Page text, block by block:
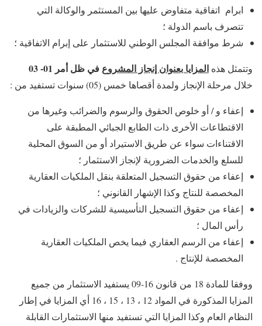
ابرام اتفاقية متفاوض عليها بين المستثمر والوكالة التي
تتصرف باسم الدولة ؛
شرط موافقة المجلس الوطني للاستثمار على إبرام الاتفاقية ؛
وتتمثل هذه المزايا بعنوان إنجاز المشروع في ظل أمر 01- 03
خلال مرحلة الإنجاز ولمدة أقصاها خمس (05) سنوات تستفيد من :
إعفاء و / أو خلوص الحقوق والرسوم والضرائب وغيرها من
الاقتطاعات الأخرى ذات الطابع الجبائي المطبقة على
الاقتناءات سواء عن طريق الاستيراد أو من السوق المحلية
للسلع والخدمات الضرورية لإنجاز الاستثمار ؛
إعفاء من حقوق التسجيل المتعلقة بنقل الملكيات العقارية
المخصصة للنتاج وكذا الإشهار القانوني ؛
إعفاء من حقوق التسجيل التأسيسية للشركات والزيادات في
رأس المال ؛
إعفاء من الرسم العقاري فيما يخص الملكيات العقارية
المخصصة للإنتاج .
ووفقا للمادة 18 من قانون 16-09 يستفيد الاستثمار من جميع
المزايا المذكورة في المواد 12 ، 13 ، 15 ، 16 أي المزايا في إطار
النظام العام وكذا المزايا التي تستفيد منها الاستثمارات القابلة